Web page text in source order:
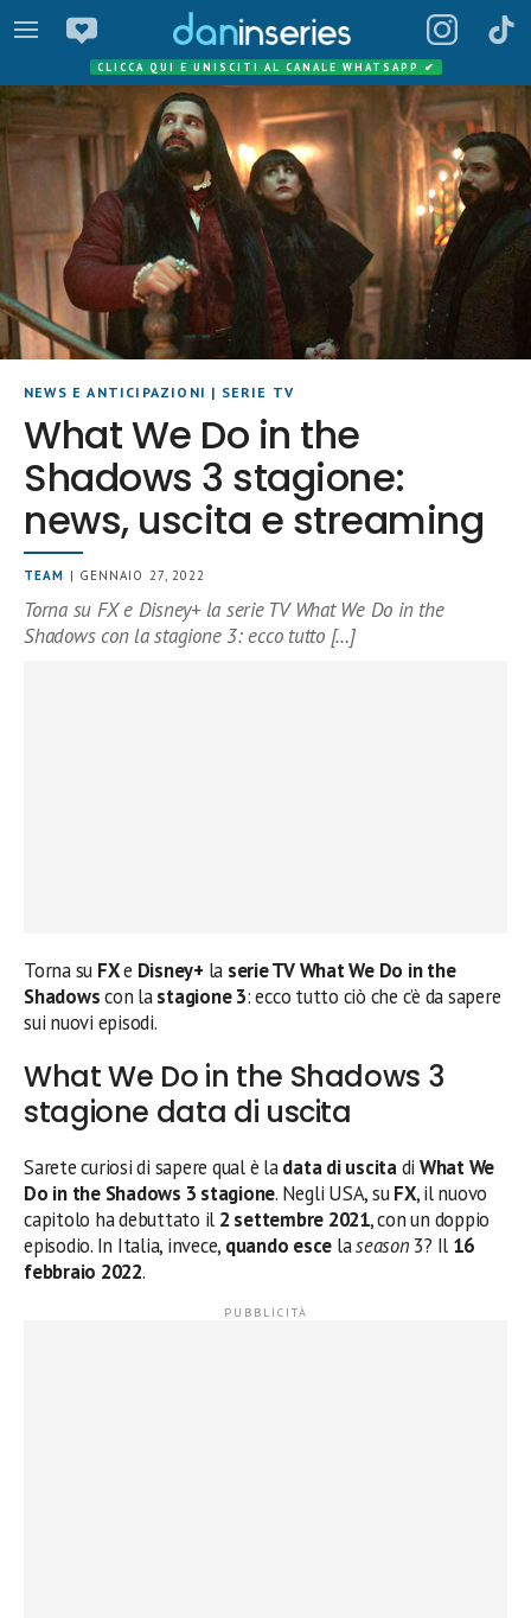
CLICCA QUI E UNISCITI AL CANALE WHATSAPP ✔
NEWS E ANTICIPAZIONI | SERIE TV
What We Do in the
Shadows 3 stagione:
news, uscita e streaming
TEAM | GENNAIO 27, 2022
Torna su FX e Disney+ la serie TV What We Do in the
Shadows con la stagione 3: ecco tutto […]
Torna su FXe Disney+ la serie TV What We Do in the
Shadowscon lastagione 3: ecco tutto ciò che c’è da sapere
sui nuovi episodi.
What We Do in the Shadows 3
stagione data di uscita
Sarete curiosi di sapere qual è ladata di uscitadi What We
Do in the Shadows 3 stagione. Negli USA, suFX, il nuovo
capitolo ha debuttato il 2 settembre 2021, con un doppio
episodio. In Italia, invece, quando esce laseason 3? Il 16
febbraio 2022.